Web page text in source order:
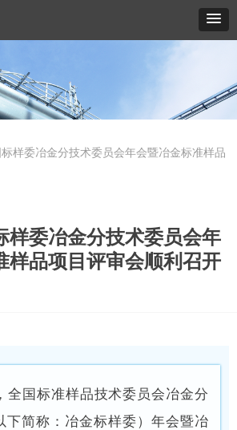
样委冶金分技术委员会年
样品项目评审会顺利召开
标样委冶金分技术委员会年会暨冶金标准样品
全国标准样品技术委员会冶金分
下简称：冶金标样委）年会暨冶